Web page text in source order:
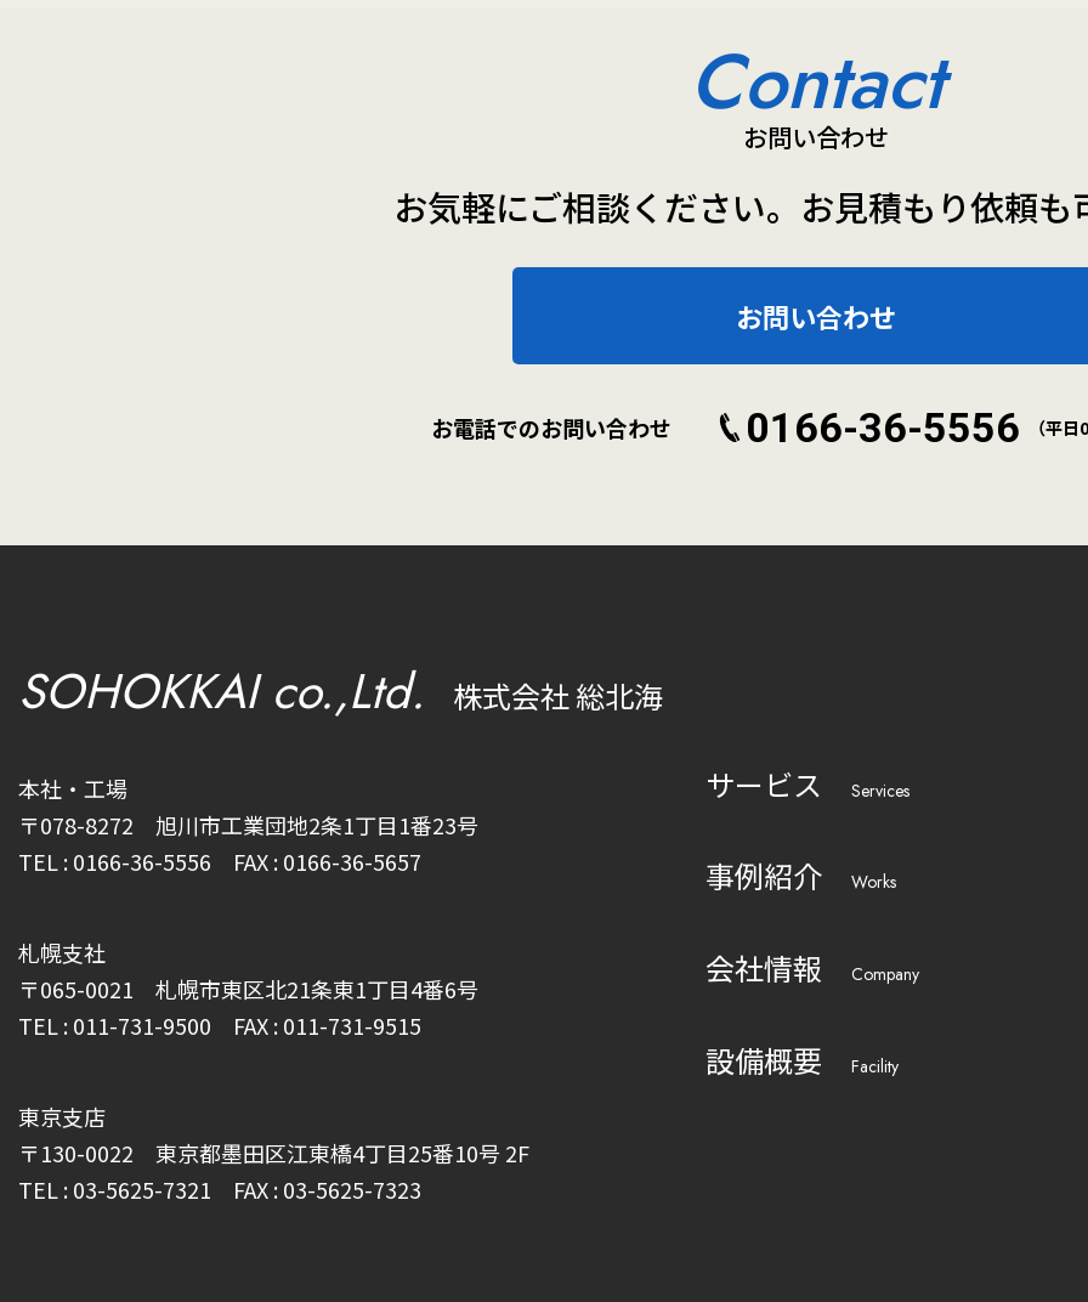
Contact
お問い合わせ
お気軽にご相談ください。 お見積もり依頼も
お問い合わせ
お電話でのお問い合わせ 0166-36-5556 （平
SOHOKKAI co.,Ltd. 株式会社 総北海
本社・工場
〒078-8272 旭川市工業団地2条1丁目1番23号
TEL : 0166-36-5556 FAX : 0166-36-5657
札幌支社
〒065-0021 札幌市東区北21条東1丁目4番6号
TEL : 011-731-9500 FAX : 011-731-9515
東京支店
〒130-0022 東京都墨田区江東橋4丁目25番10号 2F
TEL : 03-5625-7321 FAX : 03-5625-7323
サービス Services
事例紹介 Works
会社情報 Company
設備概要 Facility